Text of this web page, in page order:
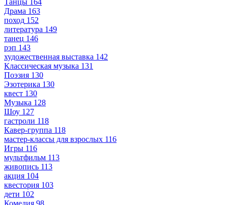
Танцы
164
Драма 163
поход 152
литература 149
танец 146
рэп 143
художественная выставка 142
Классическая музыка 131
Поэзия 130
Эзотерика 130
квест 130
Музыка 128
Шоу 127
гастроли 118
Кавер-группа 118
мастер-классы для взрослых 116
Игры 116
мультфильм 113
живопись 113
акция 104
квестория 103
дети 102
Комедия 98